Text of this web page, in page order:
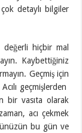
detaylı bilgiler
değerli hiçbir mal
Kaybettiğiniz
Geçmiş için
geçmişlerden
bir vasıta olarak
acı çekmek
bu gün ve